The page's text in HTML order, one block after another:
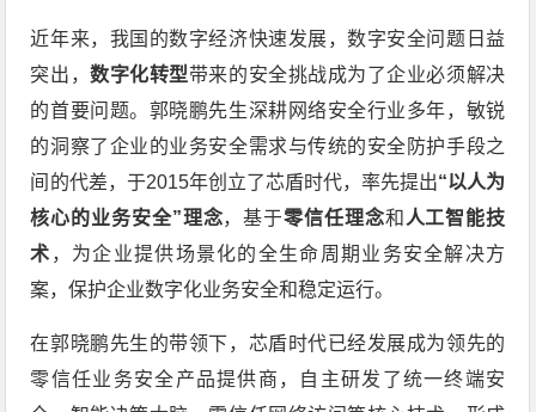
近年来，我国的数字经济快速发展，数字安全问题日益
突出，数字化转型带来的安全挑战成为了企业必须解决
的首要问题。郭晓鹏先生深耕网络安全行业多年，敏锐
的洞察了企业的业务安全需求与传统的安全防护手段之
间的代差，于2015年创立了芯盾时代，率先提出“以人为
核心的业务安全”理念，基于零信任理念和人工智能技
术 ，为企业提供场景化的全生命周期业务安全解决方
案，保护企业数字化业务安全和稳定运行。
在郭晓鹏先生的带领下，芯盾时代已经发展成为领先的
零信任业务安全产品提供商，自主研发了统一终端安